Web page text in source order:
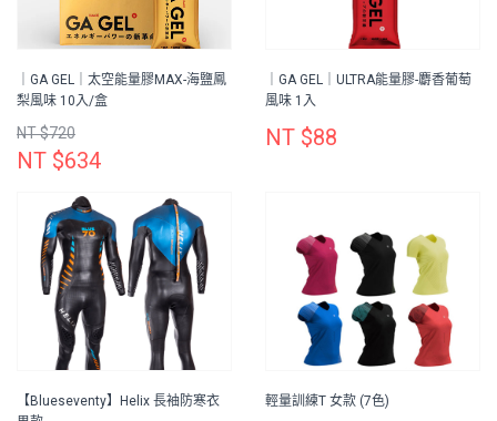
｜GA GEL｜太空能量膠MAX-海鹽鳳
梨風味 10入/盒
NT $720
NT $634
｜GA GEL｜ULTRA能量膠-麝香葡萄
風味 1入
NT $88
【Blueseventy】Helix 長袖防寒衣
輕量訓練T 女款 (7色)